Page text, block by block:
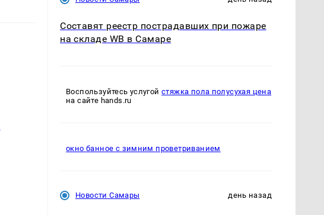
Составят реестр пострадавших при пожаре
на складе WB в Самаре
Воспользуйтесь услугойстяжка пола полусухая цена
на сайте hands.ru
окно банное с зимним проветриванием
Новости Самары день назад